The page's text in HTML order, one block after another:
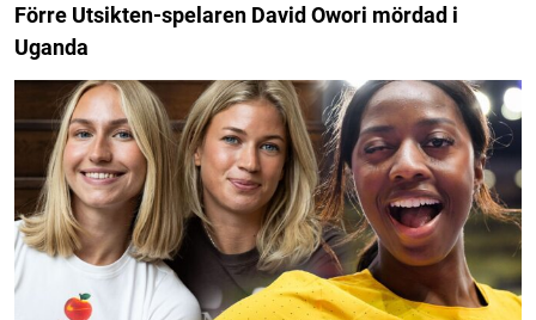
Förre Utsikten-spelaren David Owori mördad i
Uganda